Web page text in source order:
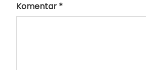
Komentar *